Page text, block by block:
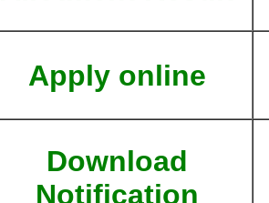
Apply online
Download
Notification